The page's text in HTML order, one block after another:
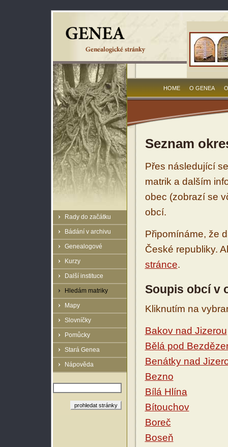
Rady do začátku
Bádání v archivu
Genealogové
Kurzy
Další instituce
Hledám matriky
Mapy
Slovníčky
Pomůcky
Stará Genea
Nápověda
HOME O GENEA
Seznam
Přes následující
matrik a dalším
obec (zobrazí se
obcí.
Připomínáme, že
České republiky.
stránce.
Soupis obcí v
Kliknutím na
Bakov nad Jizerou
Bělá pod
Benátky nad
Bezno
Bílá Hlína
Bítouchov
Boreč
Boseň